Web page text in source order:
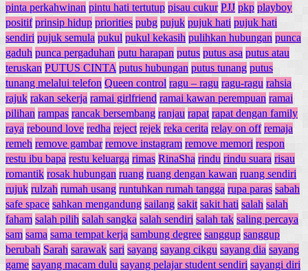
pinta perkahwinan pintu hati tertutup pisau cukur PJJ pkp playboy
positif prinsip hidup priorities pubg pujuk pujuk hati pujuk hati
sendiri pujuk semula pukul pukul kekasih pulihkan hubungan punca
gaduh punca pergaduhan putu harapan putus putus asa putus atau
teruskan PUTUS CINTA putus hubungan putus tunang putus
tunang melalui telefon Queen control ragu – ragu ragu-ragu rahsia
rajuk rakan sekerja ramai girlfriend ramai kawan perempuan ramai
pilihan rampas rancak bersembang ranjau rapat rapat dengan family
raya rebound love redha reject rejek reka cerita relay on off remaja
remeh remove gambar remove instagram remove memori respon
restu ibu bapa restu keluarga rimas RinaSha rindu rindu suara risau
romantik rosak hubungan ruang ruang dengan kawan ruang sendiri
rujuk rulzah rumah usang runtuhkan rumah tangga rupa paras sabah
safe space sahkan mengandung sailang sakit sakit hati salah salah
faham salah pilih salah sangka salah sendiri salah tak saling percaya
sam sama sama tempat kerja sambung degree sanggup sanggup
berubah Sarah sarawak sari sayang sayang cikgu sayang dia sayang
game sayang macam dulu sayang pelajar student sendiri sayangi diri